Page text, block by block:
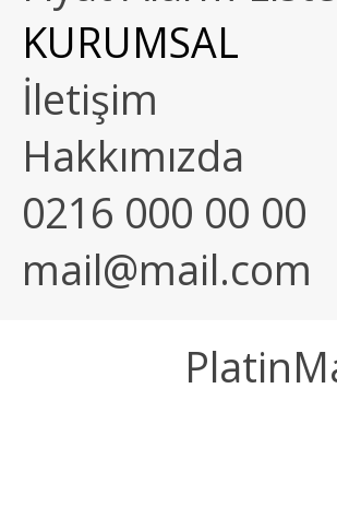
KURUMSAL
İletişim
Hakkımızda
0216 000 00 00
mail@mail.com